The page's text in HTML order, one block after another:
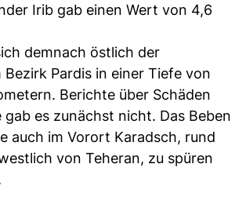
Irib gab einen Wert von 4,6
demnach östlich der
Pardis in einer Tiefe von
Berichte über Schäden
gab es zunächst nicht. Das Beben
auch im Vorort Karadsch, rund
von Teheran, zu spüren